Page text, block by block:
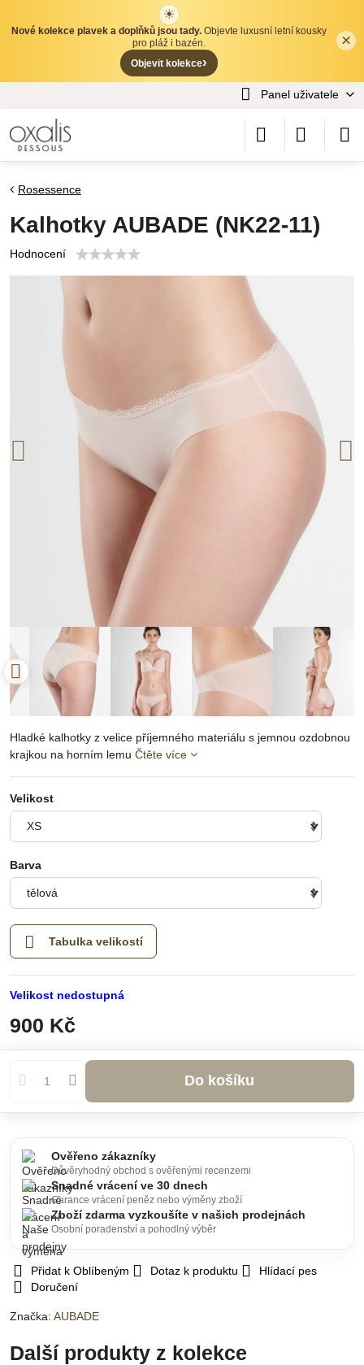
✕
×
☀
Nové kolekce plavek a doplňků jsou tady. Objevte luxusní letní kousky
pro pláž i bazén.
Objevit kolekce›
Panel uživatele
Rosessence
Kalhotky AUBADE (NK22-11)
Hodnocení
Hladké kalhotky z velice příjemného materiálu s jemnou ozdobnou
krajkou na horním lemu Čtěte více
Velikost
Barva
Tabulka velikostí
Velikost nedostupná
900 Kč
Do košíku
Přidat k Oblíbeným Dotaz k produktu
Hlídací pes
Doručení
Značka: AUBADE
Ověřeno zákazníky
Důvěryhodný obchod s ověřenými recenzemi
Snadné vrácení ve 30 dnech
Garance vrácení peněz nebo výměny zboží
Zboží zdarma vyzkoušíte v našich prodejnách
Osobní poradenství a pohodlný výběr
Další produkty z kolekce